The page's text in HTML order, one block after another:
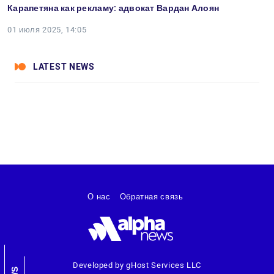
Карапетяна как рекламу: адвокат Вардан Алоян
01 июля 2025, 14:05
LATEST NEWS
Developed by gHost Services LLC
О нас Обратная связь